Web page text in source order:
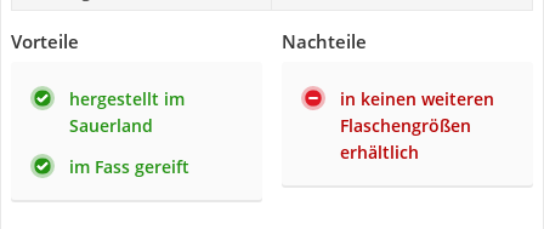
Vorteile
hergestellt im
Sauerland
im Fass gereift
Nachteile
in keinen weiteren
Flaschengrößen
erhältlich